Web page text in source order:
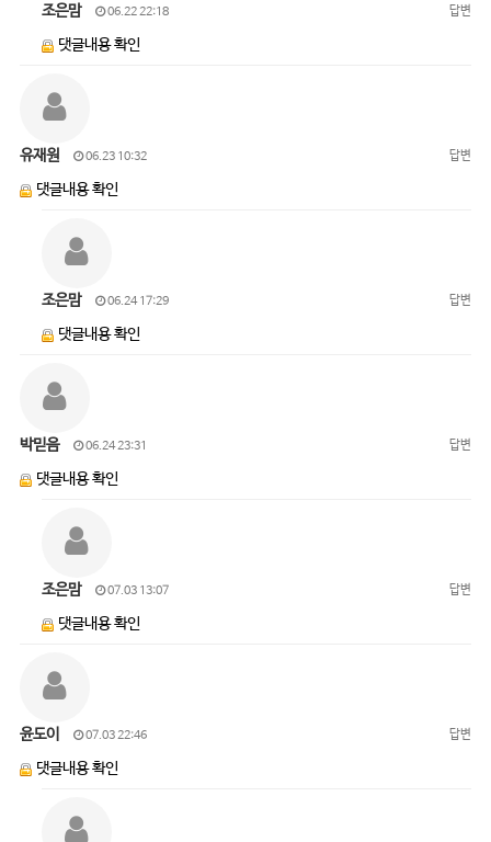
조은맘 06.22 22:18 답변
댓글내용 확인
유재원 06.23 10:32 답변
댓글내용 확인
조은맘 06.24 17:29 답변
댓글내용 확인
박믿음 06.24 23:31 답변
댓글내용 확인
조은맘 07.03 13:07 답변
댓글내용 확인
윤도이 07.03 22:46 답변
댓글내용 확인